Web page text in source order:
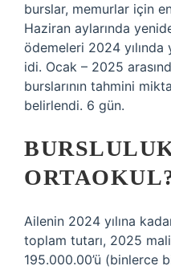
burslar, memurlar için
Haziran aylarında
ödemeleri 2024 yılında
idi. Ocak – 2025
burslarının tahmini
belirlendi. 6 gün.
Ailenin 2024 yılına
toplam tutarı, 2025
195.000.00’ü (binlerce